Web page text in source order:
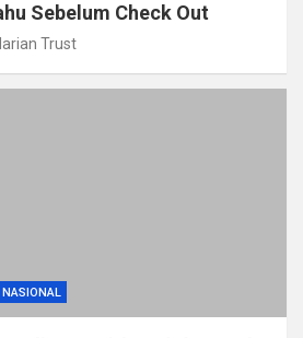
Sebelum Check Out
Trust
NASIONAL